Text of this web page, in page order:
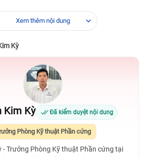
Xem thêm nội dung
Kỳ
Kim Kỳ Đã kiểm duyệt nội dung
Phòng Kỹ thuật Phần cứng
- Trưởng Phòng Kỹ thuật Phần cứng tại